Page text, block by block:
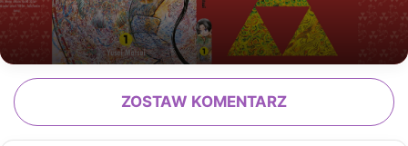
ZOSTAW KOMENTARZ